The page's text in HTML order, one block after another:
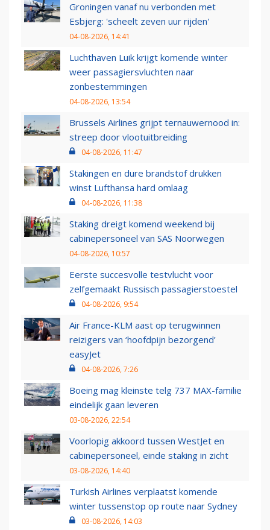
Groningen vanaf nu verbonden met
Esbjerg: 'scheelt zeven uur rijden'
04-08-2026, 14:41
Luchthaven Luik krijgt komende winter
weer passagiersvluchten naar
zonbestemmingen
04-08-2026, 13:54
Brussels Airlines grijpt ternauwernood in:
streep door vlootuitbreiding
04-08-2026, 11:47
Stakingen en dure brandstof drukken
winst Lufthansa hard omlaag
04-08-2026, 11:38
Staking dreigt komend weekend bij
cabinepersoneel van SAS Noorwegen
04-08-2026, 10:57
Eerste succesvolle testvlucht voor
zelfgemaakt Russisch passagierstoestel
04-08-2026, 9:54
Air France-KLM aast op terugwinnen
reizigers van ‘hoofdpijn bezorgend’
easyJet
04-08-2026, 7:26
Boeing mag kleinste telg 737 MAX-familie
eindelijk gaan leveren
03-08-2026, 22:54
Voorlopig akkoord tussen WestJet en
cabinepersoneel, einde staking in zicht
03-08-2026, 14:40
Turkish Airlines verplaatst komende
winter tussenstop op route naar Sydney
03-08-2026, 14:03